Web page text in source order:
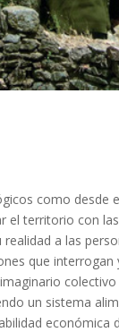
como desde
el territorio con
a las
que interrogan
un sistema
económica